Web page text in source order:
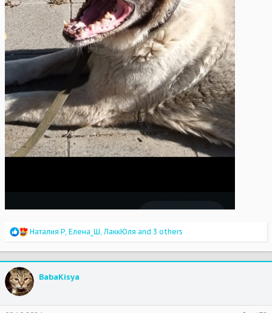
R
a
c
t
i
o
s
Наталия Р, Елена_Ш,ЛаккЮля and 3 others
BabaKisya